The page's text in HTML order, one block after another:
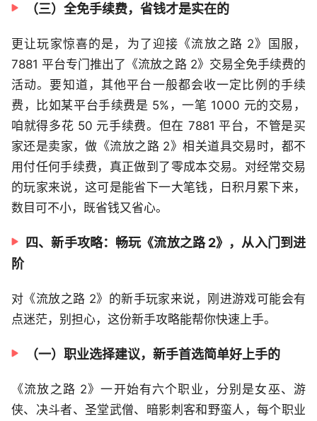
（三）全免手续费，省钱才是实在的
更让玩家惊喜的是，为了迎接《流放之路 2》国服，
7881 平台专门推出了《流放之路 2》交易全免手续费的
活动。要知道，其他平台一般都会收一定比例的手续
费，比如某平台手续费是 5%，一笔 1000 元的交易，
咱就得多花 50 元手续费。但在 7881 平台，不管是买
家还是卖家，做《流放之路 2》相关道具交易时，都不
用付任何手续费，真正做到了零成本交易。对经常交易
的玩家来说，这可是能省下一大笔钱，日积月累下来，
数目可不小，既省钱又省心。
四、新手攻略：畅玩《流放之路 2》，从入门到进
阶
对《流放之路 2》的新手玩家来说，刚进游戏可能会有
点迷茫，别担心，这份新手攻略能帮你快速上手。
（一）职业选择建议，新手首选简单好上手的
《流放之路 2》一开始有六个职业，分别是女巫、游
侠、决斗者、圣堂武僧、暗影刺客和野蛮人，每个职业